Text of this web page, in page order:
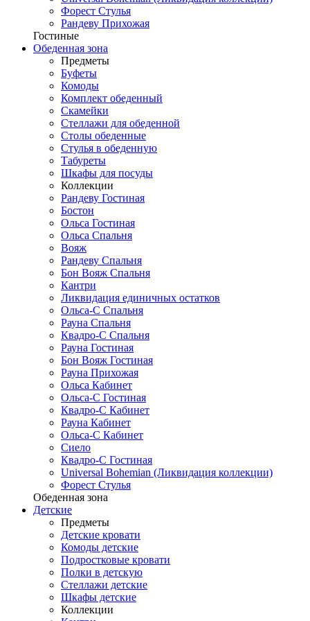
Форест Стулья
Рандеву Прихожая
Гостиные
Обеденная зона
Предметы
Буфеты
Комоды
Комплект обеденный
Скамейки
Стеллажи для обеденной
Столы обеденные
Стулья в обеденную
Табуреты
Шкафы для посуды
Коллекции
Рандеву Гостиная
Бостон
Ольса Гостиная
Ольса Спальня
Вояж
Рандеву Спальня
Бон Вояж Спальня
Кантри
Ликвидация единичных остатков
Ольса-С Спальня
Рауна Спальня
Квадро-С Спальня
Рауна Гостиная
Бон Вояж Гостиная
Рауна Прихожая
Ольса Кабинет
Ольса-С Гостиная
Квадро-С Кабинет
Рауна Кабинет
Ольса-С Кабинет
Сиело
Квадро-С Гостиная
Universal Bohemian (Ликвидация коллекции)
Форест Стулья
Обеденная зона
Детские
Предметы
Детские кровати
Комоды детские
Подростковые кровати
Полки в детскую
Стеллажи детские
Шкафы детские
Коллекции